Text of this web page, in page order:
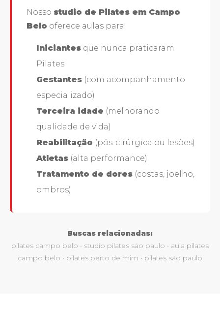
Nosso studio de Pilates em Campo
Belo oferece aulas para:
Iniciantes que nunca praticaram
Pilates
Gestantes (com acompanhamento
especializado)
Terceira idade (melhorando
qualidade de vida)
Reabilitação (pós-cirúrgica ou lesões)
Atletas (alta performance)
Tratamento de dores (costas, joelho,
ombros)
Buscas relacionadas:
pilates campo belo • studio pilates são paulo • aula pilates
campo belo • pilates perto de mim • pilates são paulo